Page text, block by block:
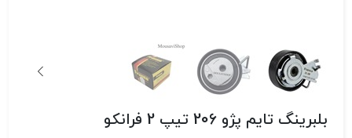
بلبرینگ تایم پژو 206 تیپ 2 فرانکو